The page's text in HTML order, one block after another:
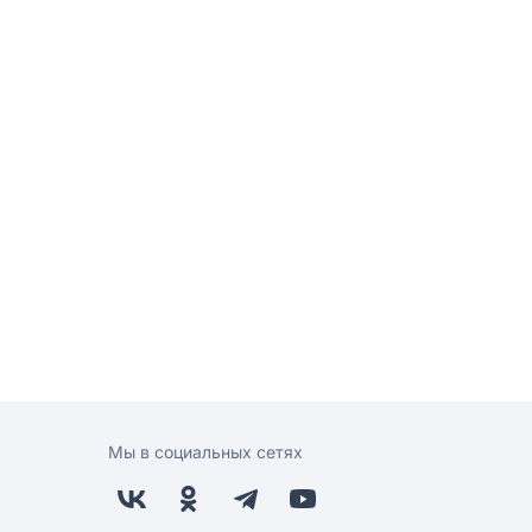
Мы в социальных сетях